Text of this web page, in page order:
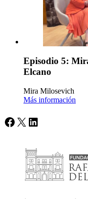
Episodio 5:
Elcano
Mira Milosevich
Más información
Facebook
X LinkedIn